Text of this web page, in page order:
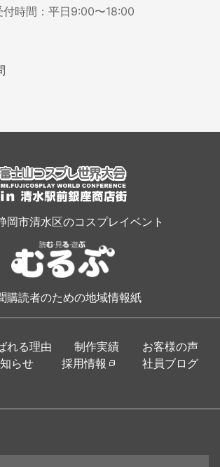
付時間：平日9:00〜18:00
岡市清水区のコスプレイベント
購読者のための地域情報紙
れる理由 制作実績
お客様の声
らせ 採用情報
社員ブログ